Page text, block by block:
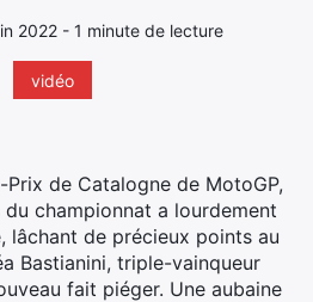
2022 - 1 minute de lecture
vidéo
de Catalogne de MotoGP,
du championnat a lourdement
lâchant de précieux points au
Bastianini, triple-vainqueur
fait piéger. Une aubaine